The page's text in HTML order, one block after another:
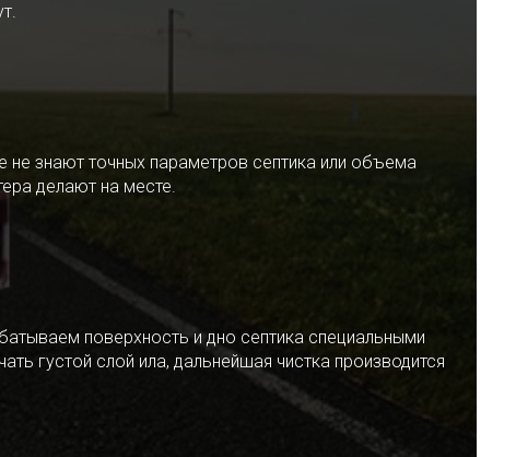
не знают точных параметров септика или объема
делают на месте.
поверхность и дно септика специальными
густой слой ила, дальнейшая чистка производится